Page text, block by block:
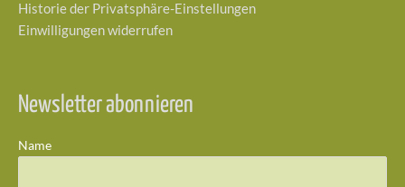
Historie der Privatsphäre-Einstellungen
Einwilligungen widerrufen
Newsletter abonnieren
Name